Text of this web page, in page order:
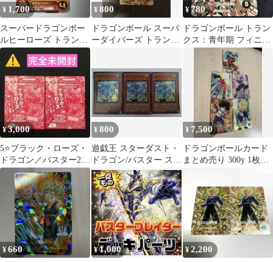
¥ 1,700
スーパードラゴンボー
ルヒーローズ トランク
ス：幼年期 UM7-017
¥800
ドラゴンボール スーパ
ーダイバーズ トランク
¥780
ドラゴンボール トラン
クス：青年期 フィニッ
シュバスター
¥3,000
5⭐️ブラック・ローズ・
ドラゴン／バスター2
枚】遊戯王OCG ヴァリ
ュアブルブッ
¥800
遊戯王 スターダスト・
ドラゴン/バスター スー
パーレア 3枚
¥ 7,500
ドラゴンボールカード
まとめ売り 300y 1枚
¥660 ¥1,000 ¥2,200